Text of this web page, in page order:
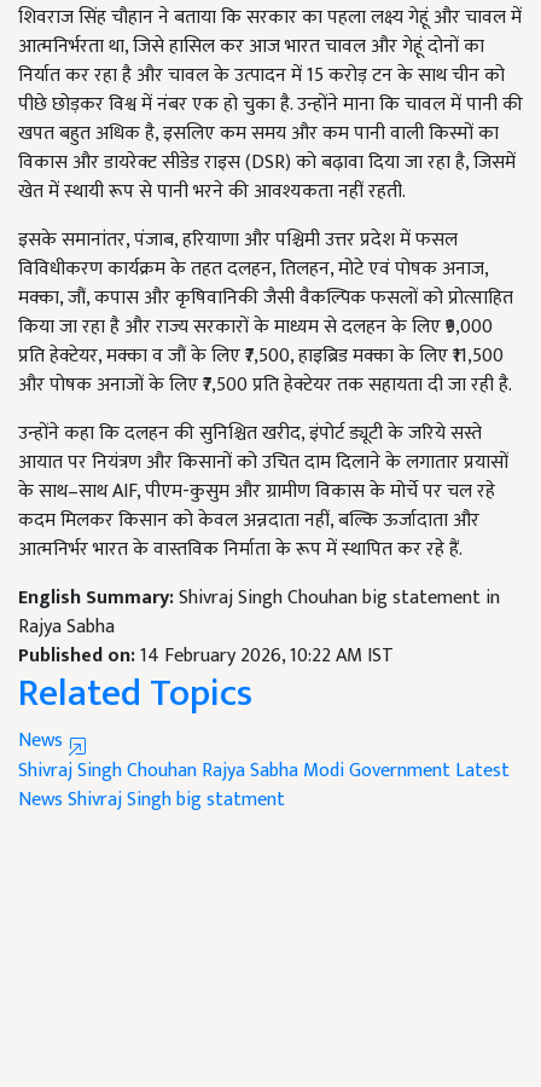
शिवराज सिंह चौहान ने बताया कि सरकार का पहला लक्ष्य गेहूं और चावल में
आत्मनिर्भरता था, जिसे हासिल कर आज भारत चावल और गेहूं दोनों का
निर्यात कर रहा है और चावल के उत्पादन में 15 करोड़ टन के साथ चीन को
पीछे छोड़कर विश्व में नंबर एक हो चुका है. उन्होंने माना कि चावल में पानी की
खपत बहुत अधिक है, इसलिए कम समय और कम पानी वाली किस्मों का
विकास और डायरेक्ट सीडेड राइस (DSR) को बढ़ावा दिया जा रहा है, जिसमें
खेत में स्थायी रूप से पानी भरने की आवश्यकता नहीं रहती.
इसके समानांतर, पंजाब, हरियाणा और पश्चिमी उत्तर प्रदेश में फसल
विविधीकरण कार्यक्रम के तहत दलहन, तिलहन, मोटे एवं पोषक अनाज,
मक्का, जौं, कपास और कृषिवानिकी जैसी वैकल्पिक फसलों को प्रोत्साहित
किया जा रहा है और राज्य सरकारों के माध्यम से दलहन के लिए ₹9,000
प्रति हेक्टेयर, मक्का व जौं के लिए ₹7,500, हाइब्रिड मक्का के लिए ₹11,500
और पोषक अनाजों के लिए ₹7,500 प्रति हेक्टेयर तक सहायता दी जा रही है.
उन्होंने कहा कि दलहन की सुनिश्चित खरीद, इंपोर्ट ड्यूटी के जरिये सस्ते
आयात पर नियंत्रण और किसानों को उचित दाम दिलाने के लगातार प्रयासों
के साथ–साथ AIF, पीएम-कुसुम और ग्रामीण विकास के मोर्चे पर चल रहे
कदम मिलकर किसान को केवल अन्नदाता नहीं, बल्कि ऊर्जादाता और
आत्मनिर्भर भारत के वास्तविक निर्माता के रूप में स्थापित कर रहे हैं.
English Summary:Shivraj Singh Chouhan big statement in
Rajya Sabha
Published on:14 February 2026, 10:22 AM IST
Related Topics
News
Shivraj Singh ChouhanRajya SabhaModi GovernmentLatest
NewsShivraj Singhbig statment